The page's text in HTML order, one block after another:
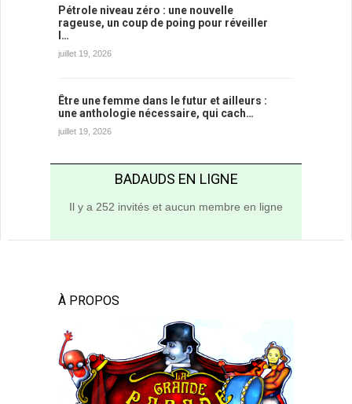
Pétrole niveau zéro : une nouvelle
rageuse, un coup de poing pour réveiller
l…
juillet 19, 2026
Être une femme dans le futur et ailleurs :
une anthologie nécessaire, qui cach…
juillet 19, 2026
BADAUDS EN LIGNE
Il y a 252 invités et aucun membre en ligne
À PROPOS